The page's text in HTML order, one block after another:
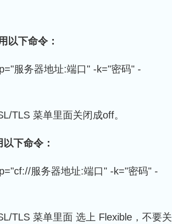
以下命令：
服务器地址:端口" -k="密码" -
TLS 菜单里面关闭成off。
下命令：
服务器地址:端口" -k="密码" -
TLS 菜单里面 选上 Flexible，不要关